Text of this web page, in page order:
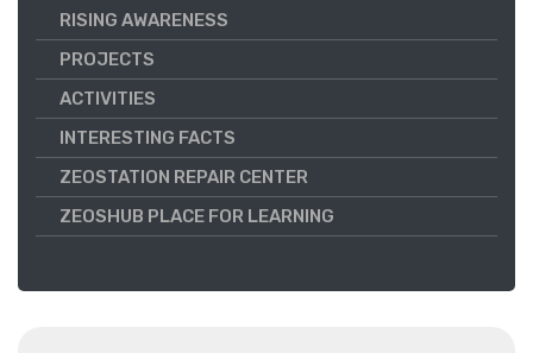
RISING AWARENESS
PROJECTS
ACTIVITIES
INTERESTING FACTS
ZEOSTATION REPAIR CENTER
ZEOSHUB PLACE FOR LEARNING